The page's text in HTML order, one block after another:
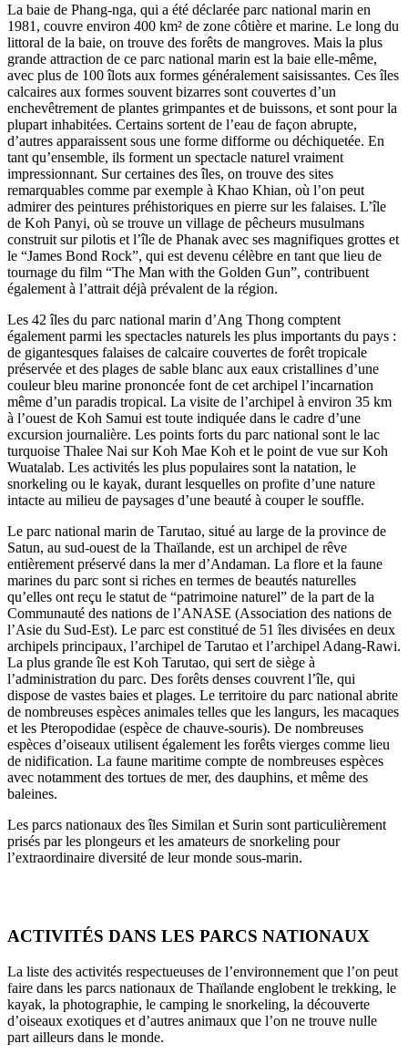
La baie de Phang-nga, qui a été déclarée parc national marin en
1981, couvre environ 400 km² de zone côtière et marine. Le long du
littoral de la baie, on trouve des forêts de mangroves. Mais la plus
grande attraction de ce parc national marin est la baie elle-même,
avec plus de 100 îlots aux formes généralement saisissantes. Ces îles
calcaires aux formes souvent bizarres sont couvertes d’un
enchevêtrement de plantes grimpantes et de buissons, et sont pour la
plupart inhabitées. Certains sortent de l’eau de façon abrupte,
d’autres apparaissent sous une forme difforme ou déchiquetée. En
tant qu’ensemble, ils forment un spectacle naturel vraiment
impressionnant. Sur certaines des îles, on trouve des sites
remarquables comme par exemple à Khao Khian, où l’on peut
admirer des peintures préhistoriques en pierre sur les falaises. L’île
de Koh Panyi, où se trouve un village de pêcheurs musulmans
construit sur pilotis et l’île de Phanak avec ses magnifiques grottes et
le “James Bond Rock”, qui est devenu célèbre en tant que lieu de
tournage du film “The Man with the Golden Gun”, contribuent
également à l’attrait déjà prévalent de la région.
Les 42 îles du parc national marin d’Ang Thong comptent
également parmi les spectacles naturels les plus importants du pays :
de gigantesques falaises de calcaire couvertes de forêt tropicale
préservée et des plages de sable blanc aux eaux cristallines d’une
couleur bleu marine prononcée font de cet archipel l’incarnation
même d’un paradis tropical. La visite de l’archipel à environ 35 km
à l’ouest de Koh Samui est toute indiquée dans le cadre d’une
excursion journalière. Les points forts du parc national sont le lac
turquoise Thalee Nai sur Koh Mae Koh et le point de vue sur Koh
Wuatalab. Les activités les plus populaires sont la natation, le
snorkeling ou le kayak, durant lesquelles on profite d’une nature
intacte au milieu de paysages d’une beauté à couper le souffle.
Le parc national marin de Tarutao, situé au large de la province de
Satun, au sud-ouest de la Thaïlande, est un archipel de rêve
entièrement préservé dans la mer d’Andaman. La flore et la faune
marines du parc sont si riches en termes de beautés naturelles
qu’elles ont reçu le statut de “patrimoine naturel” de la part de la
Communauté des nations de l’ANASE (Association des nations de
l’Asie du Sud-Est). Le parc est constitué de 51 îles divisées en deux
archipels principaux, l’archipel de Tarutao et l’archipel Adang-Rawi.
La plus grande île est Koh Tarutao, qui sert de siège à
l’administration du parc. Des forêts denses couvrent l’île, qui
dispose de vastes baies et plages. Le territoire du parc national abrite
de nombreuses espèces animales telles que les langurs, les macaques
et les Pteropodidae (espèce de chauve-souris). De nombreuses
espèces d’oiseaux utilisent également les forêts vierges comme lieu
de nidification. La faune maritime compte de nombreuses espèces
avec notamment des tortues de mer, des dauphins, et même des
baleines.
Les parcs nationaux des îles Similan et Surin sont particulièrement
prisés par les plongeurs et les amateurs de snorkeling pour
l’extraordinaire diversité de leur monde sous-marin.
ACTIVITÉS DANS LES PARCS NATIONAUX
La liste des activités respectueuses de l’environnement que l’on peut
faire dans les parcs nationaux de Thaïlande englobent le trekking, le
kayak, la photographie, le camping le snorkeling, la découverte
d’oiseaux exotiques et d’autres animaux que l’on ne trouve nulle
part ailleurs dans le monde.